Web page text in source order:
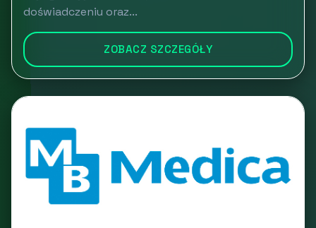
doświadczeniu oraz...
ZOBACZ SZCZEGÓŁY